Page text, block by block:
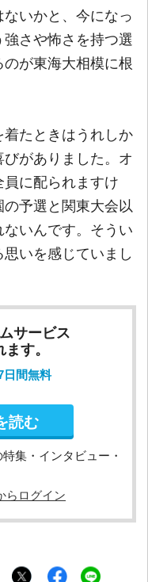
いかと、今になっ
さや怖さを持つ選
が東海大相模に根
たときはうれしか
がありました。オ
に配られますけ
予選と関東大会以
いんです。そうい
いを感じていまし
サービス
す。
日間無料
読む
集・インタビュー・
らログイン